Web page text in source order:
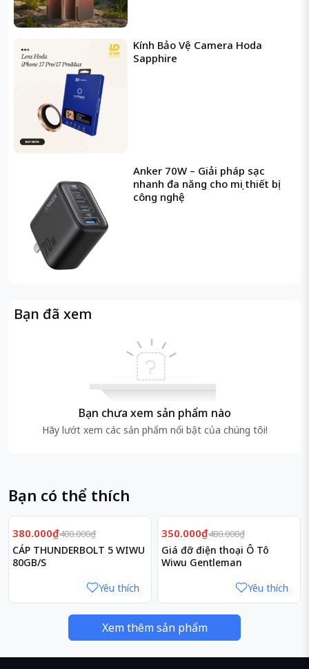
Kính Bảo Vệ Camera Hoda
Sapphire
Anker 70W – Giải pháp sạc
nhanh đa năng cho mọi thiết bị
công nghệ
Bạn đã xem
Bạn chưa xem sản phẩm nào
Hãy lướt xem các sản phẩm nổi bật của chúng tôi!
Bạn có thể thích
Giảm5%
380.000₫400.000₫
CÁP THUNDERBOLT 5 WIWU
80GB/S
Yêu thích
Giảm27%
350.000₫480.000₫
Giá đỡ điện thoại Ô Tô
Wiwu Gentleman
Yêu thích
Xem thêm sản phẩm